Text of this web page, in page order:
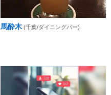
馬酔木 (千葉/ダイニングバー)